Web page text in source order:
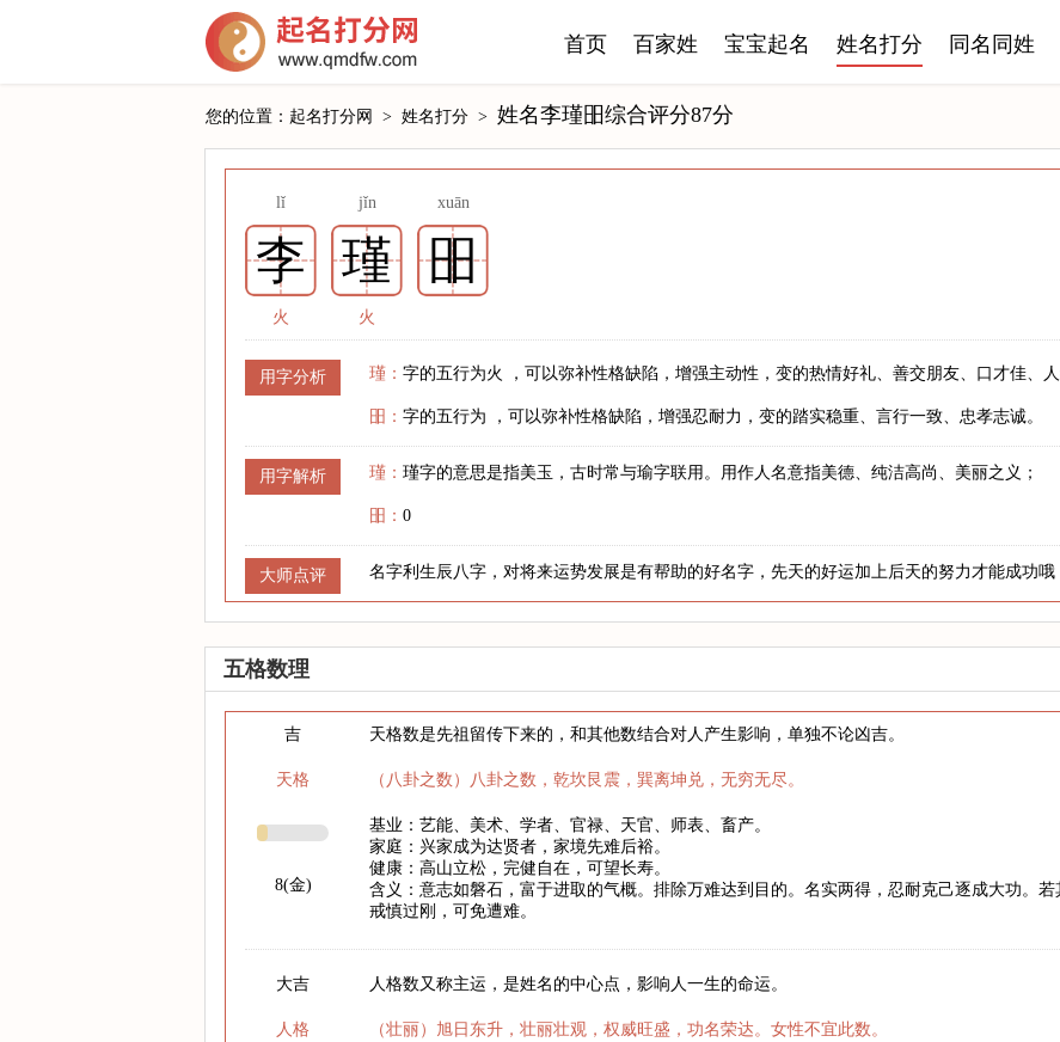
首页 百家姓 宝宝起名 姓名打分 同名同姓
您的位置： 起名打分网 > 姓名打分 > 姓名李瑾昍综合评分87分
lǐ jǐn xuān
李 瑾 昍
火 火
用字分析 瑾： 字的五行为火 ，可以弥补性格缺陷，增强主动性，变的热情好礼、善交朋友、口才佳、人
昍： 字的五行为 ，可以弥补性格缺陷，增强忍耐力，变的踏实稳重、言行一致、忠孝志诚。
用字解析 瑾： 瑾字的意思是指美玉，古时常与瑜字联用。用作人名意指美德、纯洁高尚、美丽之义；
昍： 0
大师点评 名字利生辰八字，对将来运势发展是有帮助的好名字，先天的好运加上后天的努力才能成功哦
五格数理
吉
天格
8(金)
天格数是先祖留传下来的，和其他数结合对人产生影响，单独不论凶吉。
（八卦之数）八卦之数，乾坎艮震，巽离坤兑，无穷无尽。
基业：艺能、美术、学者、官禄、天官、师表、畜产。
家庭：兴家成为达贤者，家境先难后裕。
健康：高山立松，完健自在，可望长寿。
含义：意志如磐石，富于进取的气概。排除万难达到目的。名实两得，忍耐克己逐成大功。若
戒慎过刚，可免遭难。
大吉
人格
人格数又称主运，是姓名的中心点，影响人一生的命运。
（壮丽）旭日东升，壮丽壮观，权威旺盛，功名荣达。女性不宜此数。